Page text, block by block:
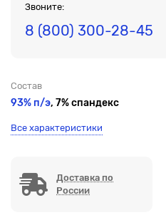
Звоните:
8 (800) 300-28-45
Состав
93% п/э, 7% спандекс
Все характеристики
Доставка по
России